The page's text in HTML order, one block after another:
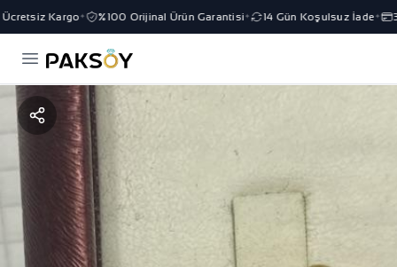
Kargo✦ %100 Orijinal Ürün Garantisi✦ 14 Gün Koşulsuz İade✦ 3